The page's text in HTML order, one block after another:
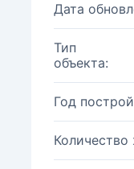
Дата
Тип
объекта:
Год